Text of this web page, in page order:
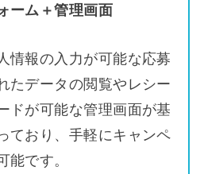
ーム＋管理画面
情報の入力が可能な応募
たデータの閲覧やレシー
ドが可能な管理画面が基
ており、手軽にキャンペ
能です。